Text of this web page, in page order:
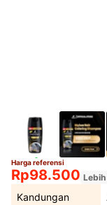
Harga referensi
Rp98.500
Kandungan